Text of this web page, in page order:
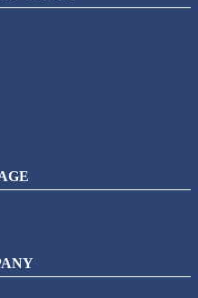
ップ